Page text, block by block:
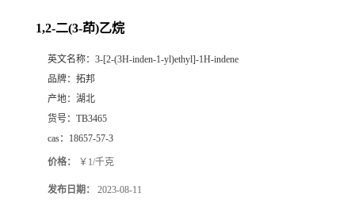
1,2-二(3-茚)乙烷
英文名称： 3-[2-(3H-inden-1-yl)ethyl]-1H-indene
品牌： 拓邦
产地： 湖北
货号： TB3465
cas： 18657-57-3
价格： ￥1/千克
发布日期： 2023-08-11